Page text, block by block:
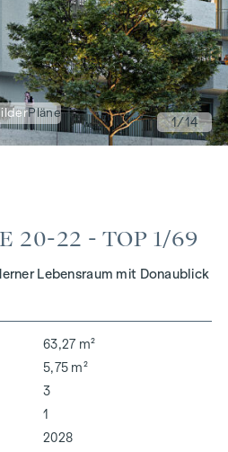
Pläne
1/14
20-22 - TOP 1/69
Lebensraum mit Donaublick
63,27 m²
5,75 m²
3
1
2028